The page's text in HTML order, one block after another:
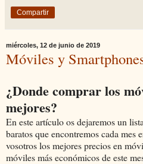
Compartir
miércoles, 12 de junio de 2019
Móviles y
¿Donde comprar los
mejores?
En este artículo os dejaremos un
baratos que encontremos cada mes
vosotros los mejores precios en
móviles más económicos de este